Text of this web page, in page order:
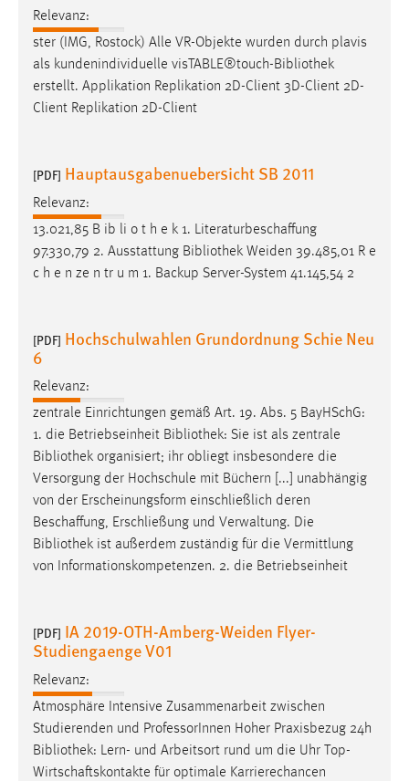
Relevanz:
ster (IMG, Rostock) Alle VR-Objekte wurden durch plavis
als kundenindividuelle visTABLE®touch-Bibliothek
erstellt. Applikation Replikation 2D-Client 3D-Client 2D-
Client Replikation 2D-Client
[PDF] Hauptausgabenuebersicht SB 2011
Relevanz:
13.021,85 B ib li o t h e k 1. Literaturbeschaffung
97.330,79 2. Ausstattung Bibliothek Weiden 39.485,01 R e
c h e n ze n tr u m 1. Backup Server-System 41.145,54 2
[PDF] Hochschulwahlen Grundordnung Schie Neu
6
Relevanz:
zentrale Einrichtungen gemäß Art. 19. Abs. 5 BayHSchG:
1. die Betriebseinheit Bibliothek: Sie ist als zentrale
Bibliothek organisiert; ihr obliegt insbesondere die
Versorgung der Hochschule mit Büchern [...] unabhängig
von der Erscheinungsform einschließlich deren
Beschaffung, Erschließung und Verwaltung. Die
Bibliothek ist außerdem zuständig für die Vermittlung
von Informationskompetenzen. 2. die Betriebseinheit
[PDF] IA 2019-OTH-Amberg-Weiden Flyer-
Studiengaenge V01
Relevanz:
Atmosphäre Intensive Zusammenarbeit zwischen
Studierenden und ProfessorInnen Hoher Praxisbezug 24h
Bibliothek: Lern- und Arbeitsort rund um die Uhr Top-
Wirtschaftskontakte für optimale Karrierechancen